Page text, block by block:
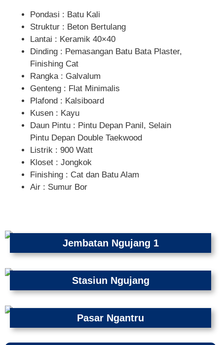
Pondasi : Batu Kali
Struktur : Beton Bertulang
Lantai : Keramik 40×40
Dinding : Pemasangan Batu Bata Plaster,
Finishing Cat
Rangka : Galvalum
Genteng : Flat Minimalis
Plafond : Kalsiboard
Kusen : Kayu
Daun Pintu : Pintu Depan Panil, Selain
Pintu Depan Double Taekwood
Listrik : 900 Watt
Kloset : Jongkok
Finishing : Cat dan Batu Alam
Air : Sumur Bor
Jembatan Ngujang 1
Stasiun Ngujang
Pasar Ngantru